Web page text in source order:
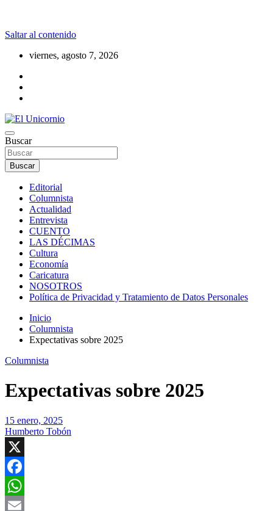
Saltar al contenido
viernes, agosto 7, 2026
El Unicornio
La realidad supera la fantasía
Buscar
Buscar
Editorial
Columnista
Actualidad
Entrevista
CUENTO
LAS DÉCIMAS
Cultura
Economía
Caricatura
NOSOTROS
Política de Privacidad y Tratamiento de Datos Personales
Inicio
Columnista
Expectativas sobre 2025
Columnista
Expectativas sobre 2025
15 enero, 2025
Humberto Tobón
X
Facebook
WhatsApp